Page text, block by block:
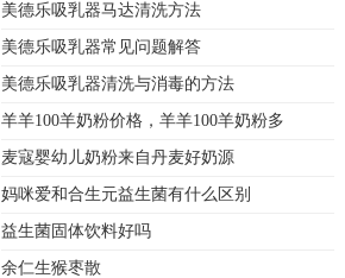
美德乐吸乳器马达清洗方法
美德乐吸乳器常见问题解答
美德乐吸乳器清洗与消毒的方法
羊羊100羊奶粉价格，羊羊100羊奶粉多
麦寇婴幼儿奶粉来自丹麦好奶源
妈咪爱和合生元益生菌有什么区别
益生菌固体饮料好吗
余仁生猴枣散